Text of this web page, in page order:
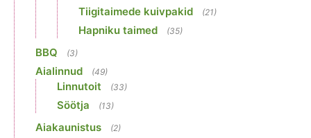
Tiigitaimede kuivpakid (21)
Hapniku taimed (35)
BBQ (3)
Aialinnud (49)
Linnutoit (33)
Söötja (13)
Aiakaunistus (2)